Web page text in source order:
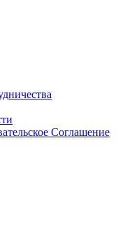
Соглашение